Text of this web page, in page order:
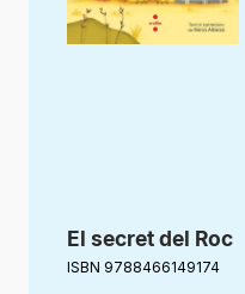
El secret del Roc
ISBN 9788466149174